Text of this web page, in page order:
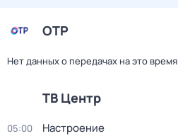
ОТР
Нет данных о передачах на это время
ТВ Центр
05:00 Настроение